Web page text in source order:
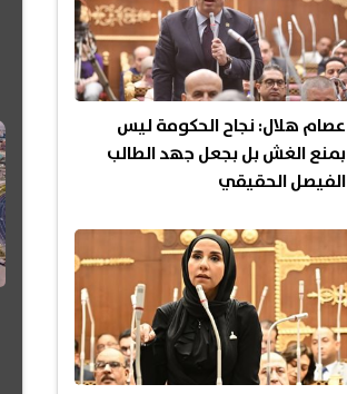
عصام هلال: نجاح الحكومة ليس
بمنع الغش بل بجعل جهد الطالب
الفيصل الحقيقي